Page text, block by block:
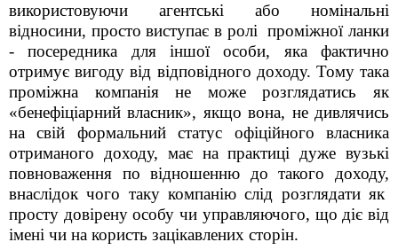
використовуючи агентські або номінальні
відносини, просто виступає в ролі проміжної ланки
- посередника для іншої особи, яка фактично
отримує вигоду від відповідного доходу. Тому така
проміжна компанія не може розглядатись як
«бенефіціарний власник», якщо вона, не дивлячись
на свій формальний статус офіційного власника
отриманого доходу, має на практиці дуже вузькі
повноваження по відношенню до такого доходу,
внаслідок чого таку компанію слід розглядати як
просту довірену особу чи управляючого, що діє від
імені чи на користь зацікавлених сторін.